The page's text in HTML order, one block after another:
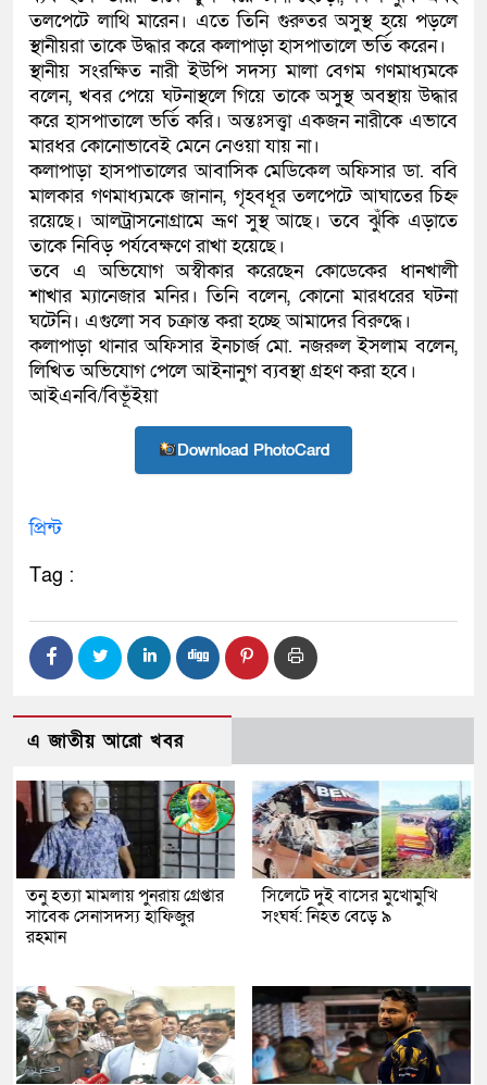
তলপেটে লাথি মারেন। এতে তিনি গুরুতর অসুস্থ হয়ে পড়লে
স্থানীয়রা তাকে উদ্ধার করে কলাপাড়া হাসপাতালে ভর্তি করেন।
স্থানীয় সংরক্ষিত নারী ইউপি সদস্য মালা বেগম গণমাধ্যমকে
বলেন, খবর পেয়ে ঘটনাস্থলে গিয়ে তাকে অসুস্থ অবস্থায় উদ্ধার
করে হাসপাতালে ভর্তি করি। অন্তঃসত্ত্বা একজন নারীকে এভাবে
মারধর কোনোভাবেই মেনে নেওয়া যায় না।
কলাপাড়া হাসপাতালের আবাসিক মেডিকেল অফিসার ডা. ববি
মালকার গণমাধ্যমকে জানান, গৃহবধূর তলপেটে আঘাতের চিহ্ন
রয়েছে। আলট্রাসনোগ্রামে ভ্রূণ সুস্থ আছে। তবে ঝুঁকি এড়াতে
তাকে নিবিড় পর্যবেক্ষণে রাখা হয়েছে।
তবে এ অভিযোগ অস্বীকার করেছেন কোডেকের ধানখালী
শাখার ম্যানেজার মনির। তিনি বলেন, কোনো মারধরের ঘটনা
ঘটেনি। এগুলো সব চক্রান্ত করা হচ্ছে আমাদের বিরুদ্ধে।
কলাপাড়া থানার অফিসার ইনচার্জ মো. নজরুল ইসলাম বলেন,
লিখিত অভিযোগ পেলে আইনানুগ ব্যবস্থা গ্রহণ করা হবে।
আইএনবি/বিভূঁইয়া
Download PhotoCard
প্রিন্ট
Tag :
এ জাতীয় আরো খবর
তনু হত্যা মামলায় পুনরায় গ্রেপ্তার
সাবেক সেনাসদস্য হাফিজুর
রহমান
সিলেটে দুই বাসের মুখোমুখি
সংঘর্ষ: নিহত বেড়ে ৯